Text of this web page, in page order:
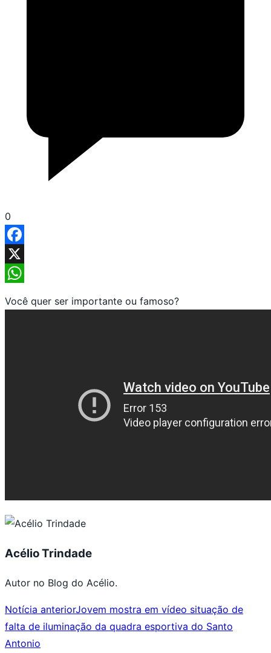
0
Facebook
X
Você quer ser importante ou famoso?
Acélio Trindade
Autor no Blog do Acélio.
Notícia anteriorJovem mostra em vídeo situação de
falta de iluminação da quadra esportiva do Santo
Antonio